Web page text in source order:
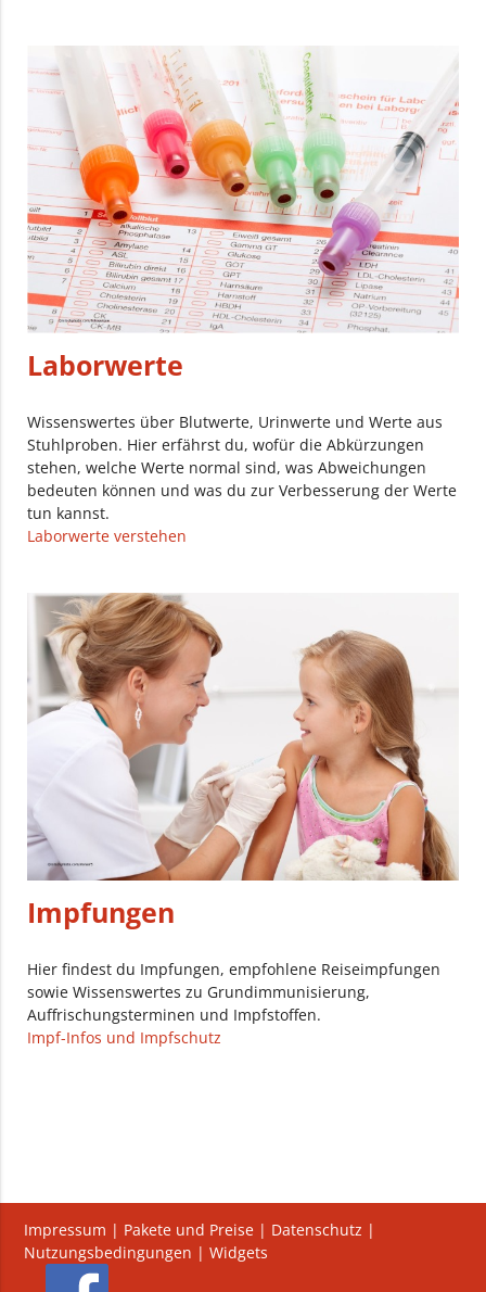
Laborwerte
Wissenswertes über Blutwerte, Urinwerte und Werte aus
Stuhlproben. Hier erfährst du, wofür die Abkürzungen
stehen, welche Werte normal sind, was Abweichungen
bedeuten können und was du zur Verbesserung der Werte
tun kannst.
Laborwerte verstehen
Impfungen
Hier findest du Impfungen, empfohlene Reiseimpfungen
sowie Wissenswertes zu Grundimmunisierung,
Auffrischungsterminen und Impfstoffen.
Impf-Infos und Impfschutz
Impressum | Pakete und Preise | Datenschutz |
Nutzungsbedingungen |Widgets